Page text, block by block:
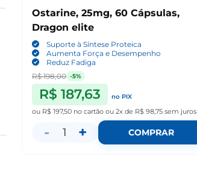
Ostarine, 25mg, 60 Cápsulas,
Dragon elite
Suporte à Síntese Proteica
Aumenta Força e Desempenho
Reduz Fadiga
R$ 198,00 -5%
R$ 187,63
no PIX
ou R$ 197,50 no cartão ou 2x de R$ 98,75 sem juros
- 1 + COMPRAR